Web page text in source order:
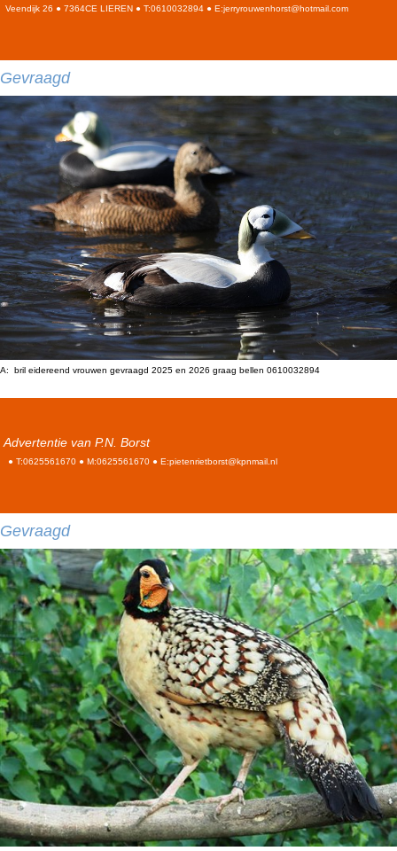
Veendijk 26 ● 7364CE LIEREN ● T:0610032894 ● E:jerryrouwenhorst@hotmail.com
Gevraagd
A: bril eidereend vrouwen gevraagd 2025 en 2026 graag bellen 0610032894
Advertentie van P.N. Borst
● T:0625561670 ● M:0625561670 ● E:pietenrietborst@kpnmail.nl
Gevraagd